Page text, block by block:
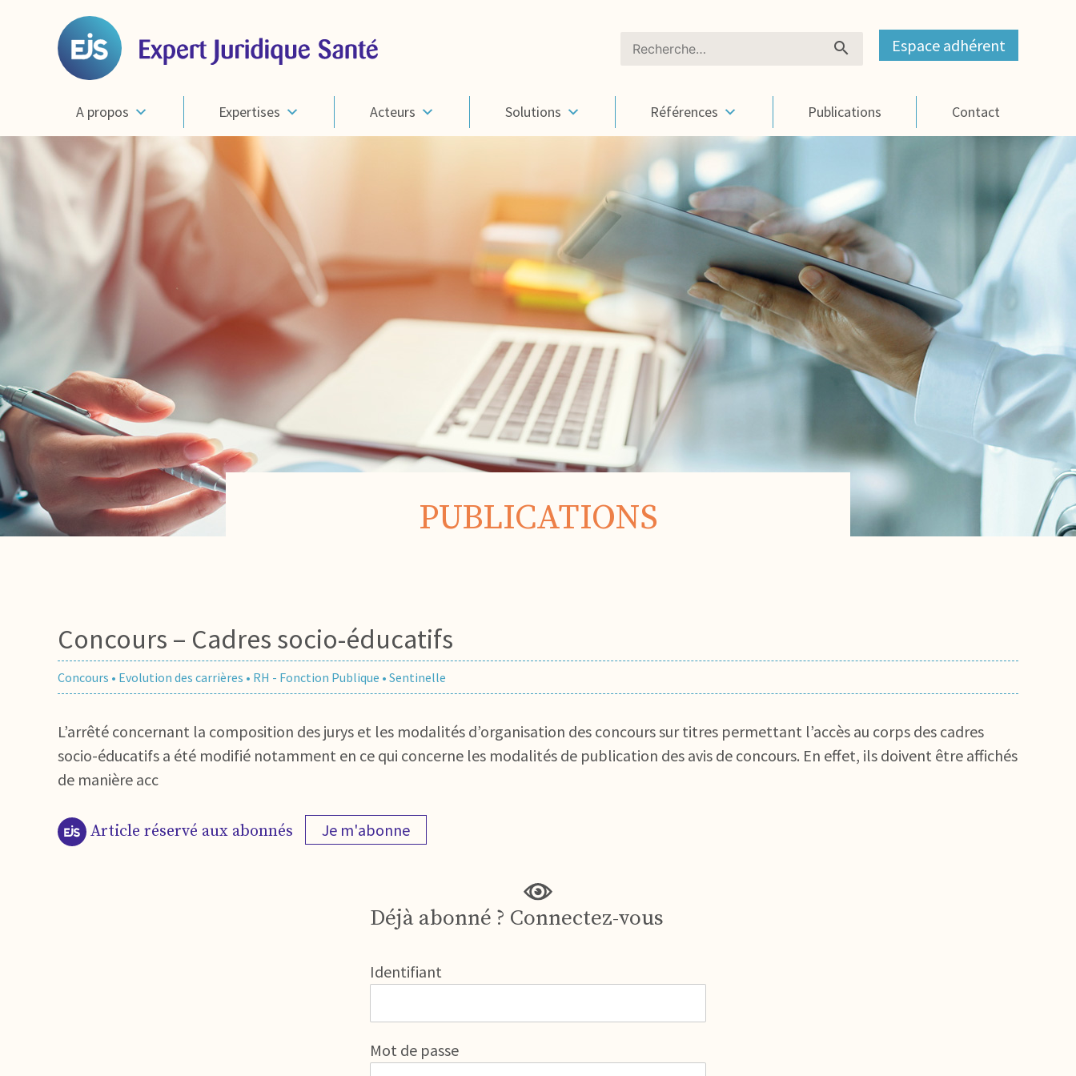
Rechercher : Espace adhérent
A propos Expertises Acteurs Solutions Références Publications Contact
PUBLICATIONS
Concours – Cadres socio-éducatifs
Concours • Evolution des carrières • RH - Fonction Publique • Sentinelle
L’arrêté concernant la composition des jurys et les modalités d’organisation des concours sur titres permettant l’accès au corps des cadres
socio-éducatifs a été modifié notamment en ce qui concerne les modalités de publication des avis de concours. En effet, ils doivent être affichés
de manière acc
Article réservé aux abonnés Je m'abonne
Déjà abonné ? Connectez-vous
Identifiant
Mot de passe